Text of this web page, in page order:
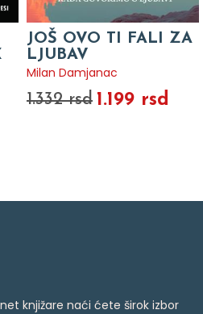
JOŠ OVO TI FALI ZA
LJUBAV
Milan Damjanac
1.332 rsd 1.199 rsd
knjižare naći ćete širok izbor